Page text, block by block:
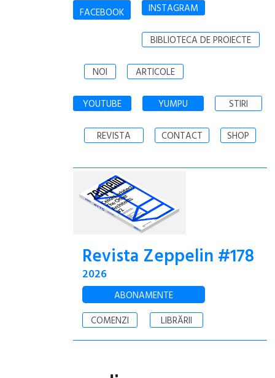
FACEBOOK INSTAGRAM
BIBLIOTECA DE PROIECTE
NOI ARTICOLE
YOUTUBE YUMPU STIRI
REVISTA CONTACT SHOP
Revista Zeppelin #178
2026
ABONAMENTE
COMENZI
LIBRĂRII